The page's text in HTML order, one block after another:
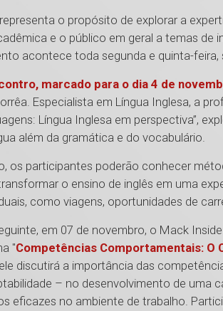
o propósito de explorar a
e o público em geral a temas de
acontece toda segunda e quinta-feira,
marcado para o dia 4 de
Especialista em Língua Inglesa, a
Língua Inglesa em perspectiva”,
além da gramática e do vocabulário.
os participantes poderão conhecer
o ensino de inglês em uma
como viagens, oportunidades de
em 07 de novembro, o Mack
"Competências Comportamentais: O
discutirá a importância das
– no desenvolvimento de uma
eficazes no ambiente de trabalho.